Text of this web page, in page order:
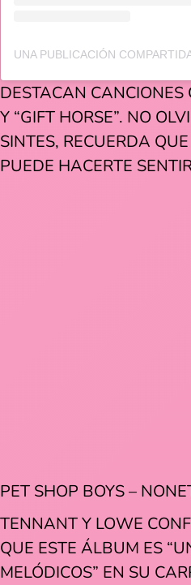
DESTACAN CANCIONES
Y “GIFT HORSE”. NO
SINTES, RECUERDA
PUEDE HACERTE
PET SHOP BOYS –
TENNANT Y LOWE
QUE ESTE ÁLBUM ES
MELÓDICOS” EN SU